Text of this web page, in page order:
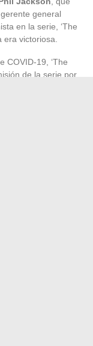
general
en la serie, ‘The
victoriosa.
COVID-19, ‘The
de la serie por